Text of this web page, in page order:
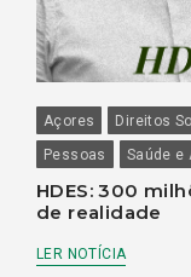
Açores Direitos
Pessoas
Saúde e
HDES: 300
de realidade
LER NOTÍCIA